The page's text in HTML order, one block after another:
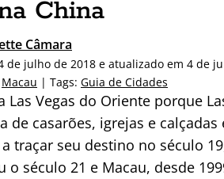
China
Câmara
de julho de 2018 e atualizado em 4 de
Macau | Tags: Guia de Cidades
Las Vegas do Oriente porque
de casarões, igrejas e
traçar seu destino no século
o século 21 e Macau, desde